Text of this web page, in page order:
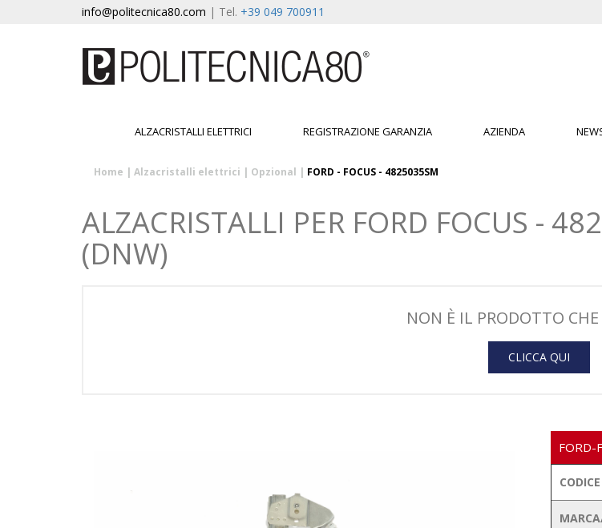
info@politecnica80.com | Tel. +39 049 700911
ALZACRISTALLI ELETTRICI REGISTRAZIONE GARANZIA AZIENDA
Home | Alzacristalli elettrici | Opzional | FORD - FOCUS - 4825035SM
ALZACRISTALLI PER FORD FOCUS -
(DNW)
NON È IL PRODOTTO CHE
CLICCA QUI
FORD-